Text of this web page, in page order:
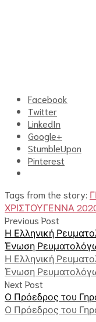
Facebook
Twitter
LinkedIn
Google+
StumbleUpon
Pinterest
Tags from the story:
ΧΡΙΣΤΟΥΓΕΝΝΑ
Previous Post
Η Ελληνική
Ένωση
Η Ελληνική
Ένωση
Next Post
Ο Πρόεδρος του
Ο Πρόεδρος του